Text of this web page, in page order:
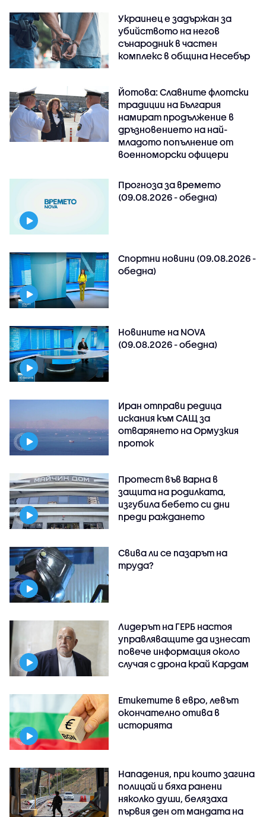
Украинец е задържан за
убийството на негов
сънародник в частен
комплекс в община Несебър
Йотова: Славните флотски
традиции на България
намират продължение в
дръзновението на най-
младото попълнение от
военноморски офицери
Прогноза за времето
(09.08.2026 - обедна)
Спортни новини (09.08.2026 -
обедна)
Новините на NOVA
(09.08.2026 - обедна)
Иран отправи редица
искания към САЩ за
отварянето на Ормузкия
проток
Протест във Варна в
защита на родилката,
изгубила бебето си дни
преди раждането
Свива ли се пазарът на
труда?
Лидерът на ГЕРБ настоя
управляващите да изнесат
повече информация около
случая с дрона край Кардам
Етикетите в евро, левът
окончателно отива в
историята
Нападения, при които загина
полицай и бяха ранени
няколко души, белязаха
първия ден от мандата на